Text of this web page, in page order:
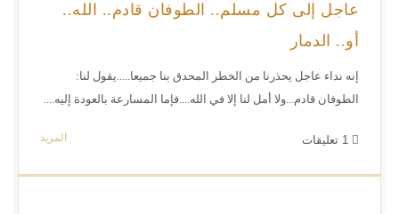
عاجل إلى كل مسلم.. الطوفان قادم.. الله..
أو.. الدمار
إنه نداء عاجل يحذرنا من الخطر المحدق بنا جميعا.....يقول لنا:
الطوفان قادم...ولا أمل لنا إلا في الله....فإما المسارعة بالعودة إليه....
المزيد 1 تعليقات